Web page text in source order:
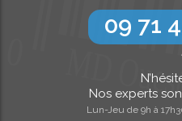
09 71
Nos experts
Lun-Jeu de 9h à